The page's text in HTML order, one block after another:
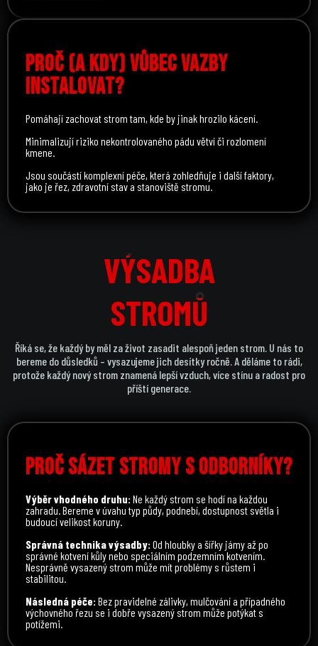
PROČ (A KDY) VŮBEC VAZBY
INSTALOVAT?
Pomáhají zachovat strom tam, kde by jinak hrozilo kácení.
Minimalizují riziko nekontrolovaného pádu větví či rozlomení
kmene.
Jsou součástí komplexní péče, která zohledňuje i další faktory,
jako je řez, zdravotní stav a stanoviště stromu.
VÝSADBA
VÝSADBA
STROMŮ
STROMŮ
Říká se, že každý by měl za život zasadit alespoň jeden strom. U nás to
bereme do důsledků – vysazujeme jich desítky ročně. A děláme to rádi,
protože každý nový strom znamená lepší vzduch, více stínu a radost pro
příští generace.
PROČ SÁZET STROMY S ODBORNÍKY?
Výběr vhodného druhu:Ne každý strom se hodí na každou
zahradu. Bereme v úvahu typ půdy, podnebí, dostupnost světla i
budoucí velikost koruny.
Správná technika výsadby:Od hloubky a šířky jámy až po
správné kotvení kůly nebo speciálním podzemním kotvením.
Nesprávně vysazený strom může mít problémy s růstem i
stabilitou.
Následná péče:Bez pravidelné zálivky, mulčování a případného
výchovného řezu se i dobře vysazený strom může potýkat s
potížemi.